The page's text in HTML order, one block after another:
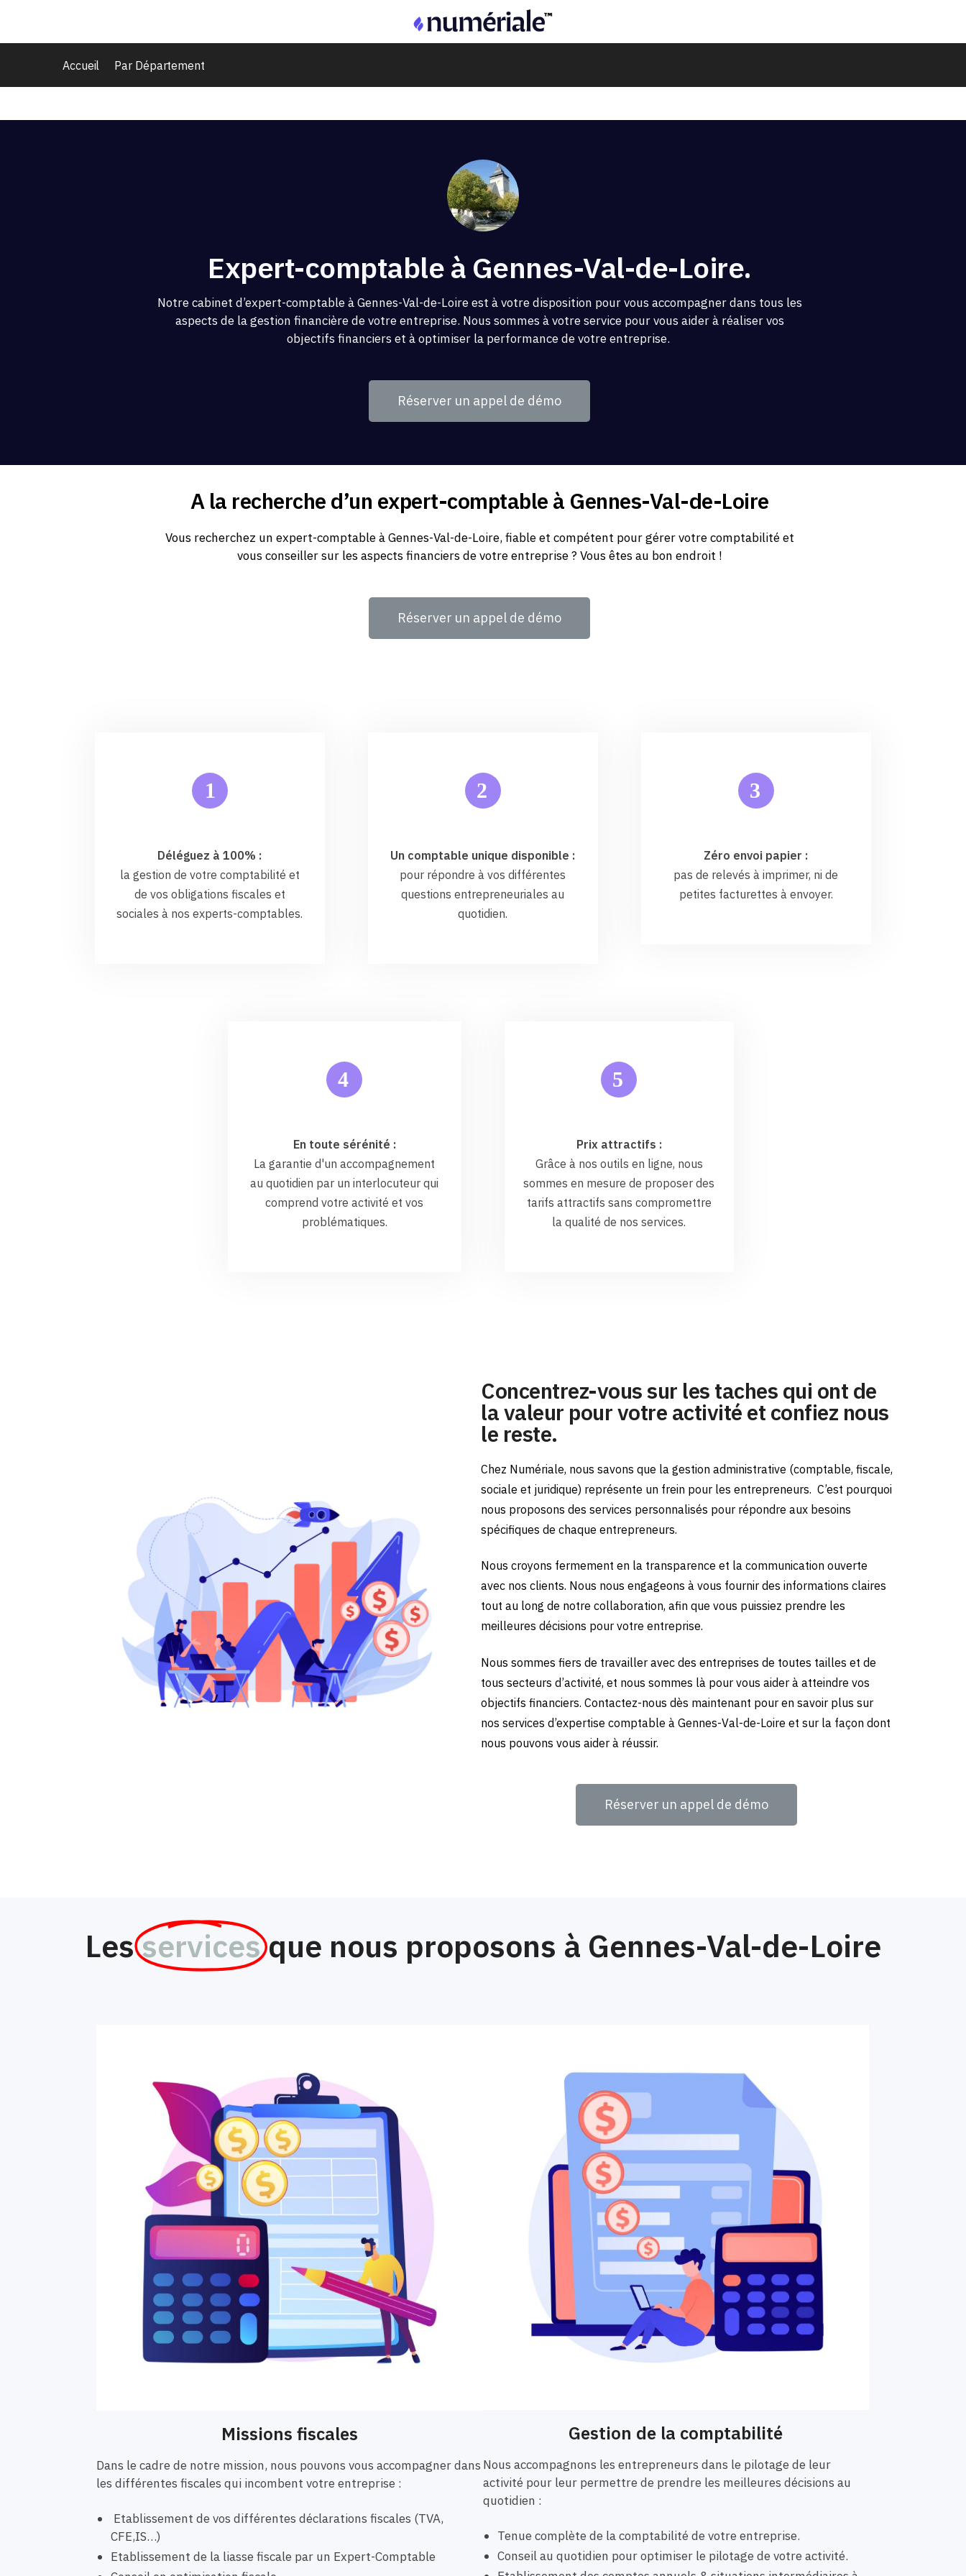
Accueil Par Département
Expert-comptable à Gennes-Val-de-Loire.
Notre cabinet d’expert-comptable à Gennes-Val-de-Loire est à votre disposition pour vous accompagner dans tous les
aspects de la gestion financière de votre entreprise. Nous sommes à votre service pour vous aider à réaliser vos
objectifs financiers et à optimiser la performance de votre entreprise.
Réserver un appel de démo
A la recherche d’un expert-comptable à Gennes-Val-de-Loire
Vous recherchez un expert-comptable à Gennes-Val-de-Loire, fiable et compétent pour gérer votre comptabilité et
vous conseiller sur les aspects financiers de votre entreprise ? Vous êtes au bon endroit !
Réserver un appel de démo
1
Déléguez à 100% :
la gestion de votre comptabilité et
de vos obligations fiscales et
sociales à nos experts-comptables.
2
Un comptable unique disponible :
pour répondre à vos différentes
questions entrepreneuriales au
quotidien.
3
Zéro envoi papier :
pas de relevés à imprimer, ni de
petites facturettes à envoyer.
4
En toute sérénité :
La garantie d'un accompagnement
au quotidien par un interlocuteur qui
comprend votre activité et vos
problématiques.
5
Prix attractifs :
Grâce à nos outils en ligne, nous
sommes en mesure de proposer des
tarifs attractifs sans compromettre
la qualité de nos services.
Concentrez-vous sur les taches qui ont de
la valeur pour votre activité et confiez nous
le reste.
Chez Numériale, nous savons que la gestion administrative (comptable, fiscale,
sociale et juridique) représente un frein pour les entrepreneurs. C’est pourquoi
nous proposons des services personnalisés pour répondre aux besoins
spécifiques de chaque entrepreneurs.
Nous croyons fermement en la transparence et la communication ouverte
avec nos clients. Nous nous engageons à vous fournir des informations claires
tout au long de notre collaboration, afin que vous puissiez prendre les
meilleures décisions pour votre entreprise.
Nous sommes fiers de travailler avec des entreprises de toutes tailles et de
tous secteurs d’activité, et nous sommes là pour vous aider à atteindre vos
objectifs financiers. Contactez-nous dès maintenant pour en savoir plus sur
nos services d’expertise comptable à Gennes-Val-de-Loire et sur la façon dont
nous pouvons vous aider à réussir.
Réserver un appel de démo
Lesservices que nous proposons à Gennes-Val-de-Loire
Missions fiscales
Dans le cadre de notre mission, nous pouvons vous accompagner dans
les différentes fiscales qui incombent votre entreprise :
Etablissement de vos différentes déclarations fiscales (TVA,
CFE,IS…)
Etablissement de la liasse fiscale par un Expert-Comptable
Gestion de la comptabilité
Nous accompagnons les entrepreneurs dans le pilotage de leur
activité pour leur permettre de prendre les meilleures décisions au
quotidien :
Tenue complète de la comptabilité de votre entreprise.
Conseil au quotidien pour optimiser le pilotage de votre activité.